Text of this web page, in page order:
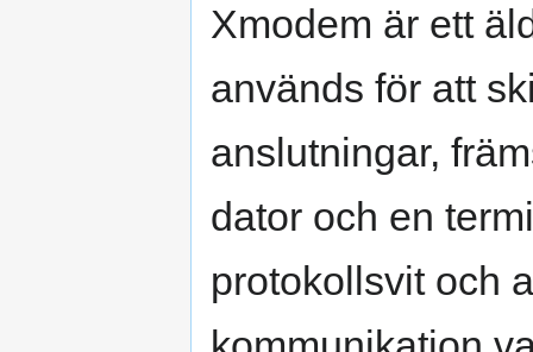
Xmodem är ett
används för att
anslutningar,
dator och en
protokollsvit och